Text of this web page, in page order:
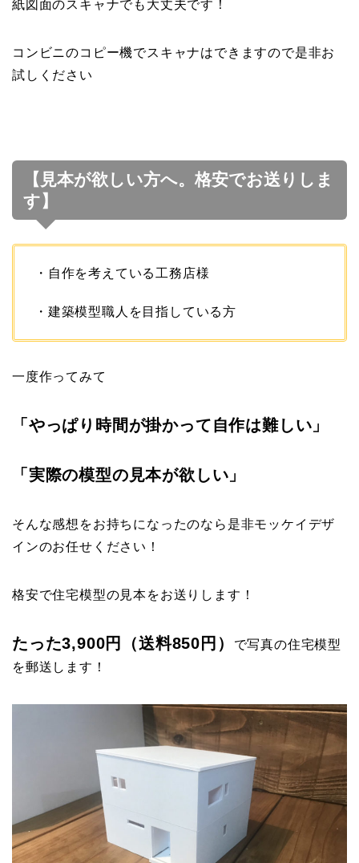
紙図面のスキャナでも大丈夫です！
コンビニのコピー機でスキャナはできますので是非お
試しください
【見本が欲しい方へ。格安でお送りしま
す】
・自作を考えている工務店様
・建築模型職人を目指している方
一度作ってみて
「やっぱり時間が掛かって自作は難しい」
「実際の模型の見本が欲しい」
そんな感想をお持ちになったのなら是非モッケイデザ
インのお任せください！
格安で住宅模型の見本をお送りします！
たった3,900円（送料850円）
で写真の住宅模型
を郵送します！